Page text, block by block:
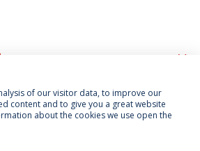
Termos & Condições
of our visitor data, to improve our
content and to give you a great website
about the cookies we use open the